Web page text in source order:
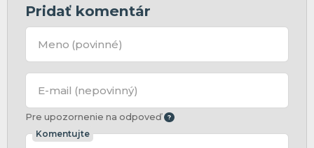
Pridať komentár
Meno (povinné)
E-mail (nepovinný)
Pre upozornenie na odpoveď
Komentujte